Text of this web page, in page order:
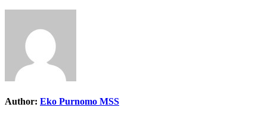
Author: Eko Purnomo MSS